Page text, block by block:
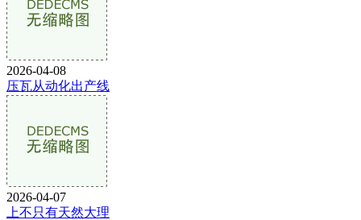
2026-04-08
压瓦从动化出产线
2026-04-07
上不只有天然大理